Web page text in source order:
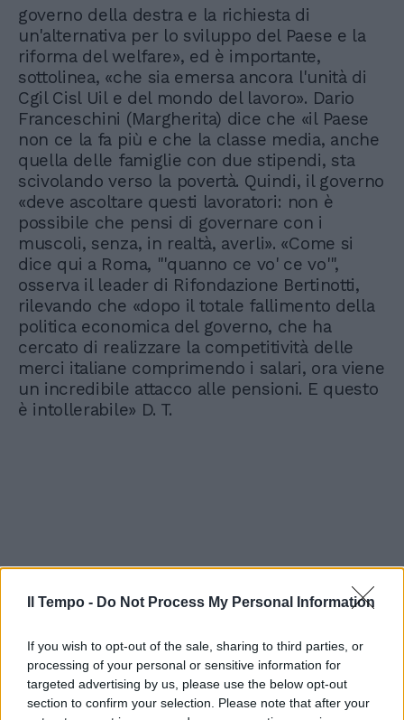
Il Tempo - Do Not Process My Personal Information
If you wish to opt-out of the sale, sharing to third parties, or
processing of your personal or sensitive information for
targeted advertising by us, please use the below opt-out
section to confirm your selection. Please note that after your
governo della destra e la richiesta di
un'alternativa per lo sviluppo del Paese e la
riforma del welfare», ed è importante,
sottolinea, «che sia emersa ancora l'unità di
Cgil Cisl Uil e del mondo del lavoro». Dario
Franceschini (Margherita) dice che «il Paese
non ce la fa più e che la classe media, anche
quella delle famiglie con due stipendi, sta
scivolando verso la povertà. Quindi, il governo
«deve ascoltare questi lavoratori: non è
possibile che pensi di governare con i
muscoli, senza, in realtà, averli». «Come si
dice qui a Roma, "'quanno ce vo' ce vo'",
osserva il leader di Rifondazione Bertinotti,
rilevando che «dopo il totale fallimento della
politica economica del governo, che ha
cercato di realizzare la competitività delle
merci italiane comprimendo i salari, ora viene
un incredibile attacco alle pensioni. E questo
è intollerabile» D. T.